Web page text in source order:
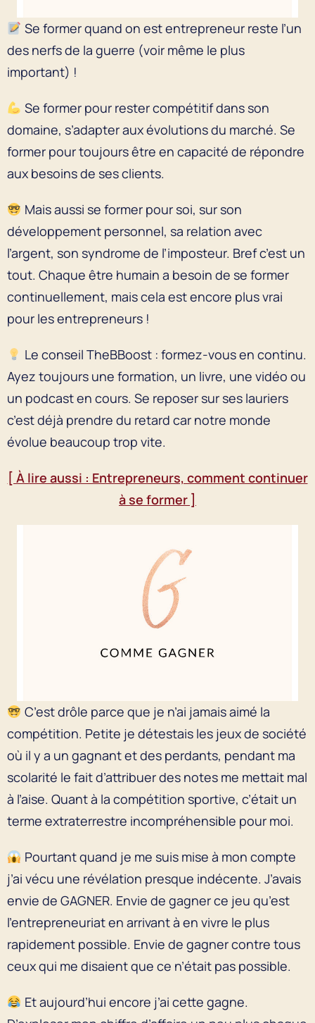
Se former quand on est entrepreneur reste l’un
des nerfs de la guerre (voir même le plus
important) !
Se former pour rester compétitif dans son
domaine, s’adapter aux évolutions du marché. Se
former pour toujours être en capacité de répondre
aux besoins de ses clients.
Mais aussi se former pour soi, sur son
développement personnel, sa relation avec
l’argent, son syndrome de l’imposteur. Bref c’est un
tout. Chaque être humain a besoin de se former
continuellement, mais cela est encore plus vrai
pour les entrepreneurs !
Le conseil TheBBoost : formez-vous en continu.
Ayez toujours une formation, un livre, une vidéo ou
un podcast en cours. Se reposer sur ses lauriers
c’est déjà prendre du retard car notre monde
évolue beaucoup trop vite.
[ À lire aussi : Entrepreneurs, comment continuer
à se former ]
C’est drôle parce que je n’ai jamais aimé la
compétition. Petite je détestais les jeux de société
où il y a un gagnant et des perdants, pendant ma
scolarité le fait d’attribuer des notes me mettait mal
à l’aise. Quant à la compétition sportive, c’était un
terme extraterrestre incompréhensible pour moi.
Pourtant quand je me suis mise à mon compte
j’ai vécu une révélation presque indécente. J’avais
envie de GAGNER. Envie de gagner ce jeu qu’est
l’entrepreneuriat en arrivant à en vivre le plus
rapidement possible. Envie de gagner contre tous
ceux qui me disaient que ce n’était pas possible.
Et aujourd’hui encore j’ai cette gagne.